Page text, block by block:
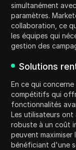
simultanément
paramètres.
collaboration, ce
les équipes qui
gestion des
Solutions
En ce qui
compétitifs qui
fonctionnalités
Les utilisateurs
robuste à un coût
peuvent
bénéficiant d'une